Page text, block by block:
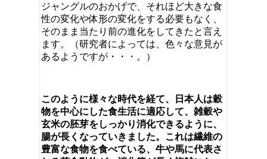
ジャングルのおかげで、それほど大きな食
性の変化や体形の変化をする必要もなく、
そのまま当たり前の進化をしてきたと言え
ます。（研究者によっては、色々な意見が
あるようですが・・・。）
このように様々な時代を経て、日本人は穀
物を中心にした食生活に適応して、雑穀や
玄米の胚芽をしっかり消化できるように、
腸が長くなっていきました。これは繊維の
豊富な食物を食べている、牛や馬に代表さ